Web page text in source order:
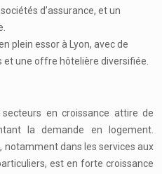
d’assurance, et un
plein essor à Lyon, avec de
une offre hôtelière diversifiée.
secteurs en croissance attire de
la demande en logement.
notamment dans les services aux
est en forte croissance